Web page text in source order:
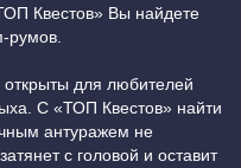
Квестов» Вы найдете
румов.
для любителей
С «ТОП Квестов» найти
антуражем не
с головой и оставит